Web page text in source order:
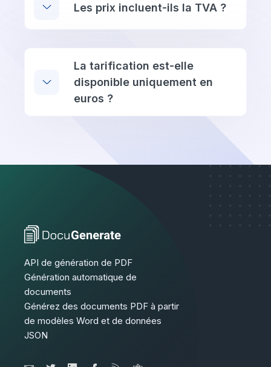
Les prix incluent-ils la TVA ?
La tarification est-elle
disponible uniquement en
euros ?
API de génération de PDF
Génération automatique de
documents
Générez des documents PDF à partir
de modèles Word et de données
JSON